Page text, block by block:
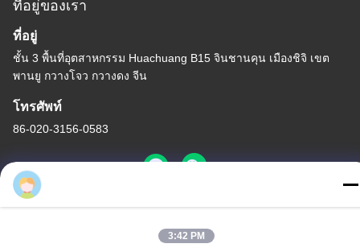
24H เด็กปิดอุปกรณ์ดูดด้วย
3 เครื่องเชื่อม Y-Piece
ระบบดูดปิดใช้ครั้งเดียว
3:42 PM